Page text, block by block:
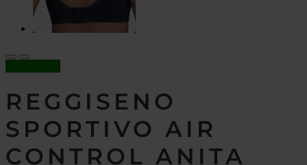
REGGISENO
SPORTIVO AIR
CONTROL ANITA